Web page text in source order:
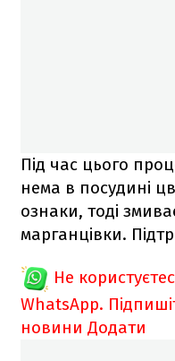
Під час цього
нема в посудині
ознаки, тоді
марганцівки.
Не
WhatsApp.
новини Додати